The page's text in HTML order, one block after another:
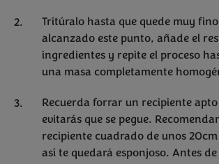
Tritúralo hasta que quede muy
alcanzado este punto, añade el
ingredientes y repite el proceso
una masa completamente
Recuerda forrar un recipiente
evitarás que se pegue.
recipiente cuadrado de unos
así te quedará esponjoso. Antes